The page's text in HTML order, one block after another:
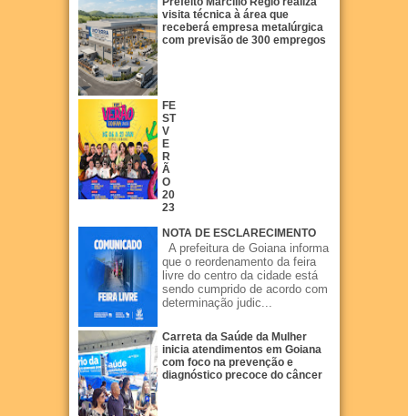
visita técnica à área que
receberá empresa metalúrgica
com previsão de 300 empregos
FE
ST
V
E
R
Ã
O
20
23
NOTA DE ESCLARECIMENTO
A prefeitura de Goiana informa
que o reordenamento da feira
livre do centro da cidade está
sendo cumprido de acordo com
determinação judic...
Carreta da Saúde da Mulher
inicia atendimentos em Goiana
com foco na prevenção e
diagnóstico precoce do câncer